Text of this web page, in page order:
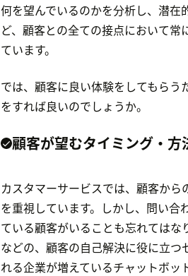
何を望んでいるのかを分析し、潜
ど、顧客との全ての接点において
ています。
では、顧客に良い体験をしてもら
をすれば良いのでしょうか。
顧客が望むタイミング・方
カスタマーサービスでは、顧客か
を重視しています。しかし、問い
ている顧客がいることも忘れてはな
などの、顧客の自己解決に役に立
れる企業が増えているチャットボ